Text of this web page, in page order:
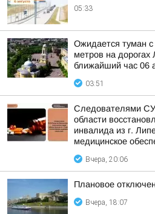
05:33
Ожидается туман
метров на дорогах
ближайший час 06
03:51
Следователями
области
инвалида из г.
медицинское
Вчера, 20:06
Плановое
Вчера, 18:07